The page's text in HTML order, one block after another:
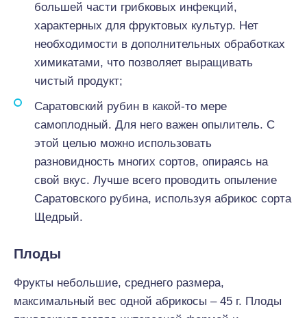
большей части грибковых инфекций,
характерных для фруктовых культур. Нет
необходимости в дополнительных обработках
химикатами, что позволяет выращивать
чистый продукт;
Саратовский рубин в какой-то мере
самоплодный. Для него важен опылитель. С
этой целью можно использовать
разновидность многих сортов, опираясь на
свой вкус. Лучше всего проводить опыление
Саратовского рубина, используя абрикос сорта
Щедрый.
Плоды
Фрукты небольшие, среднего размера,
максимальный вес одной абрикосы – 45 г. Плоды